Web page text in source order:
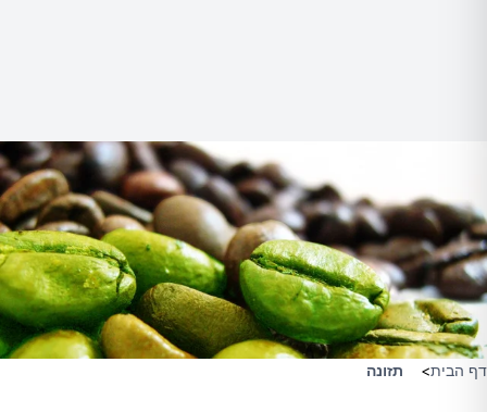
דף הבית> תזונה